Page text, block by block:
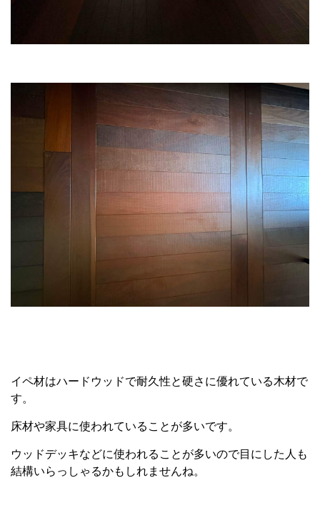
イペ材はハードウッドで耐久性と硬さに優れている木材で
す。
床材や家具に使われていることが多いです。
ウッドデッキなどに使われることが多いので目にした人も
結構いらっしゃるかもしれませんね。